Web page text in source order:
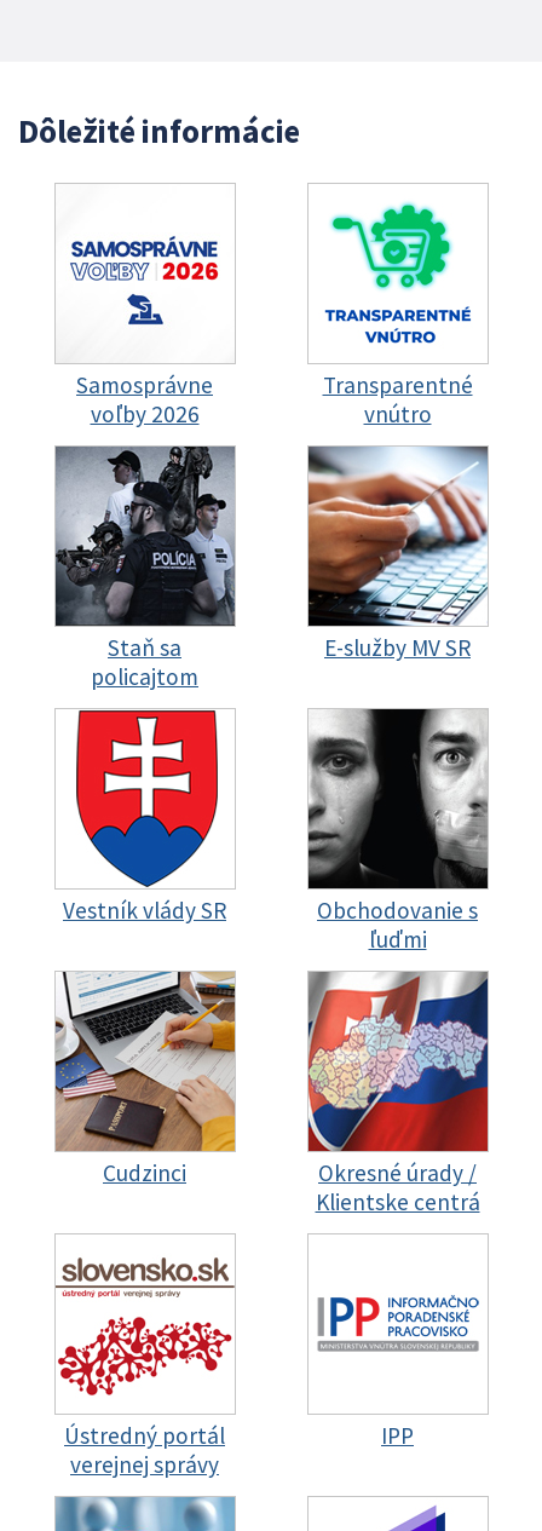
Dôležité informácie
Samosprávne
voľby 2026
Transparentné
vnútro
Staň sa
policajtom
E-služby MV SR
Vestník vlády SR
Obchodovanie s
ľuďmi
Cudzinci
Okresné úrady /
Klientske centrá
Ústredný portál
verejnej správy
IPP